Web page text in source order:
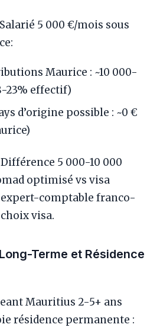
Salarié 5 000 €/mois sous
Maurice : ~10 000-
23% effectif)
d’origine possible : ~0 €
Différence 5 000-10 000
optimisé vs visa
comptable franco-
visa.
Terme et Résidence
Mauritius 2-5+ ans
résidence permanente :